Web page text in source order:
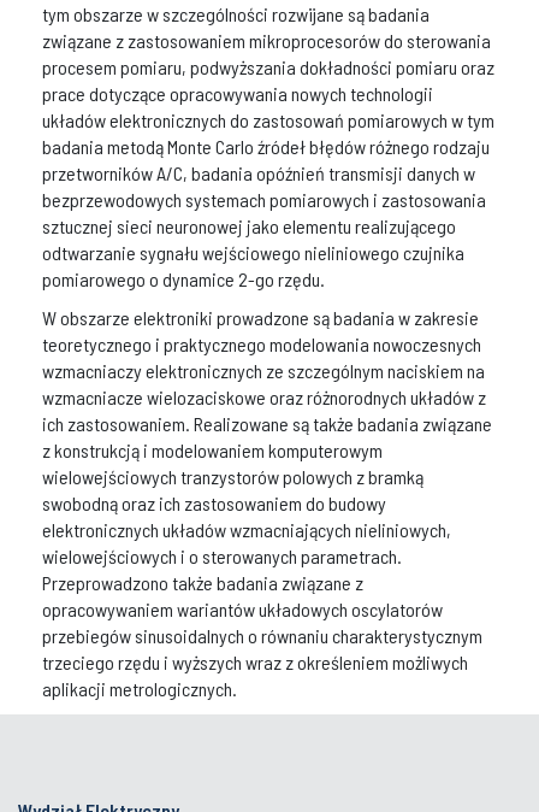
tym obszarze w szczególności rozwijane są badania
związane z zastosowaniem mikroprocesorów do sterowania
procesem pomiaru, podwyższania dokładności pomiaru oraz
prace dotyczące opracowywania nowych technologii
układów elektronicznych do zastosowań pomiarowych w tym
badania metodą Monte Carlo źródeł błędów różnego rodzaju
przetworników A/C, badania opóźnień transmisji danych w
bezprzewodowych systemach pomiarowych i zastosowania
sztucznej sieci neuronowej jako elementu realizującego
odtwarzanie sygnału wejściowego nieliniowego czujnika
pomiarowego o dynamice 2-go rzędu.
W obszarze elektroniki prowadzone są badania w zakresie
teoretycznego i praktycznego modelowania nowoczesnych
wzmacniaczy elektronicznych ze szczególnym naciskiem na
wzmacniacze wielozaciskowe oraz różnorodnych układów z
ich zastosowaniem. Realizowane są także badania związane
z konstrukcją i modelowaniem komputerowym
wielowejściowych tranzystorów polowych z bramką
swobodną oraz ich zastosowaniem do budowy
elektronicznych układów wzmacniających nieliniowych,
wielowejściowych i o sterowanych parametrach.
Przeprowadzono także badania związane z
opracowywaniem wariantów układowych oscylatorów
przebiegów sinusoidalnych o równaniu charakterystycznym
trzeciego rzędu i wyższych wraz z określeniem możliwych
aplikacji metrologicznych.